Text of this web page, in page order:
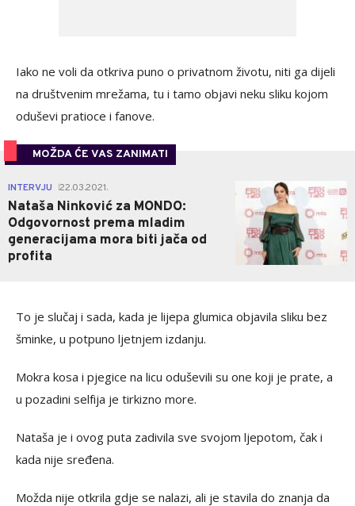
Iako ne voli da otkriva puno o privatnom životu, niti ga dijeli
na društvenim mrežama, tu i tamo objavi neku sliku kojom
oduševi pratioce i fanove.
MOŽDA ĆE VAS ZANIMATI
INTERVJU 22.03.2021.
Nataša Ninković za MONDO:
Odgovornost prema mladim
generacijama mora biti jača od
profita
To je slučaj i sada, kada je lijepa glumica objavila sliku bez
šminke, u potpuno ljetnjem izdanju.
Mokra kosa i pjegice na licu oduševili su one koji je prate, a
u pozadini selfija je tirkizno more.
Nataša je i ovog puta zadivila sve svojom ljepotom, čak i
kada nije sređena.
Možda nije otkrila gdje se nalazi, ali je stavila do znanja da